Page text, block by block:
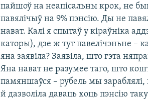
пайшоў на неапісальны крок, не
павялічыў на 9% пэнсію. Ды не
нават. Калі я спытаў у кіраўніка
каторы), дзе ж тут павелічэньне –
яна заявіла? Заявіла, што гэта
Яна нават не разумее таго, што
памяншаўся – рубель мы
й дазволіла даваць хоць пэнсію